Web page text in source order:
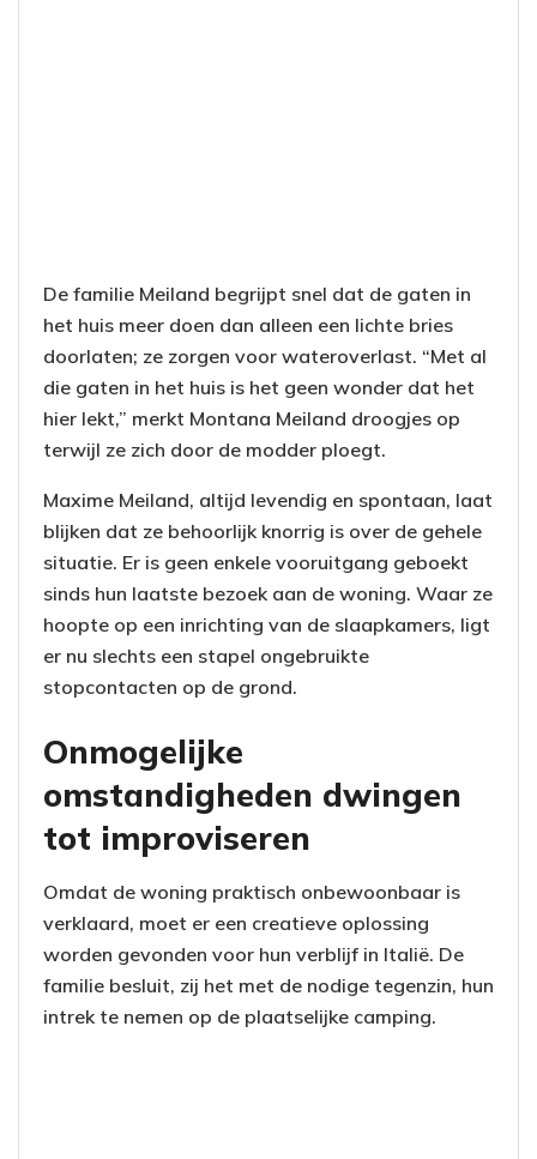
De familie Meiland begrijpt snel dat de gaten in
het huis meer doen dan alleen een lichte bries
doorlaten; ze zorgen voor wateroverlast. “Met al
die gaten in het huis is het geen wonder dat het
hier lekt,” merkt Montana Meiland droogjes op
terwijl ze zich door de modder ploegt.
Maxime Meiland, altijd levendig en spontaan, laat
blijken dat ze behoorlijk knorrig is over de gehele
situatie. Er is geen enkele vooruitgang geboekt
sinds hun laatste bezoek aan de woning. Waar ze
hoopte op een inrichting van de slaapkamers, ligt
er nu slechts een stapel ongebruikte
stopcontacten op de grond.
Onmogelijke
omstandigheden dwingen
tot improviseren
Omdat de woning praktisch onbewoonbaar is
verklaard, moet er een creatieve oplossing
worden gevonden voor hun verblijf in Italië. De
familie besluit, zij het met de nodige tegenzin, hun
intrek te nemen op de plaatselijke camping.